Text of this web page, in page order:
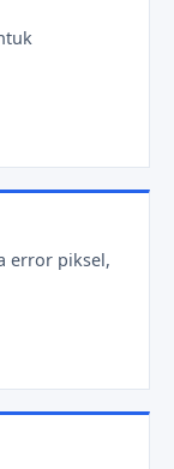
error piksel,